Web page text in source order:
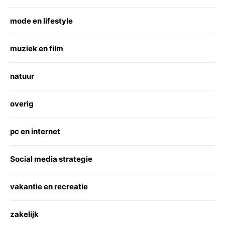
mode en lifestyle
muziek en film
natuur
overig
pc en internet
Social media strategie
vakantie en recreatie
zakelijk